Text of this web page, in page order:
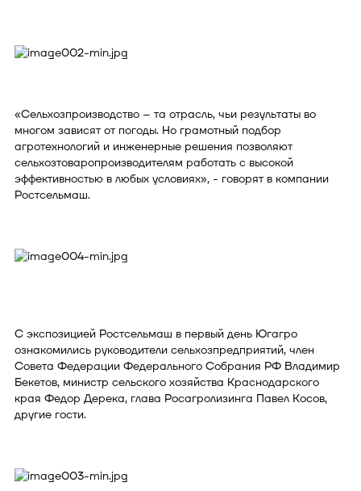
«Сельхозпроизводство – та отрасль, чьи результаты во
многом зависят от погоды. Но грамотный подбор
агротехнологий и инженерные решения позволяют
сельхозтоваропроизводителям работать с высокой
эффективностью в любых условиях», - говорят в компании
Ростсельмаш.
С экспозицией Ростсельмаш в первый день Югагро
ознакомились руководители сельхозпредприятий, член
Совета Федерации Федерального Собрания РФ Владимир
Бекетов, министр сельского хозяйства Краснодарского
края Федор Дерека, глава Росагролизинга Павел Косов,
другие гости.